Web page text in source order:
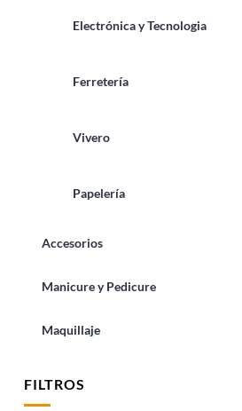
Electrónica y Tecnologia
Ferretería
Vivero
Papelería
Accesorios
Manicure y Pedicure
Maquillaje
FILTROS